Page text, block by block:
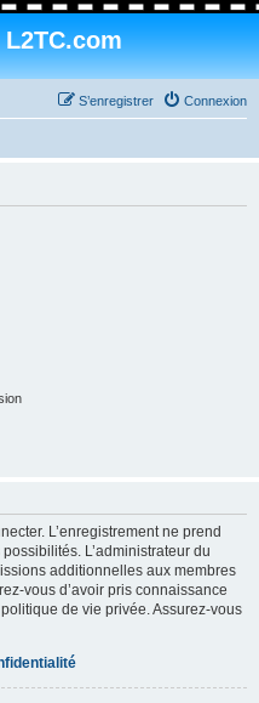
Connexion
S’enregistrer
L’enregistrement ne prend
L’administrateur du
additionnelles aux membres
vous d’avoir pris connaissance
de vie privée. Assurez-vous